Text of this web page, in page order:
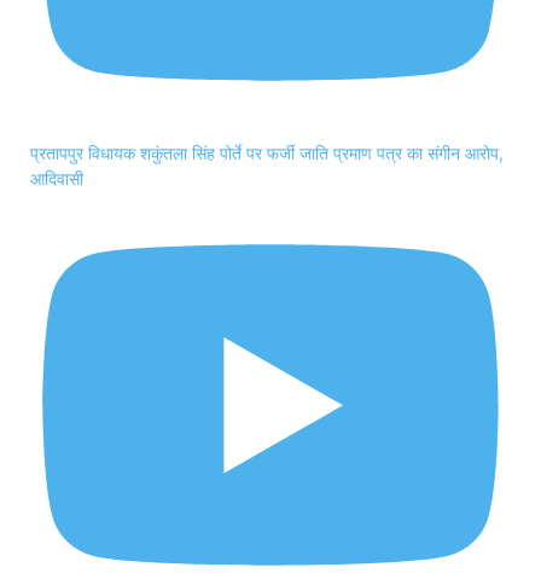
प्रतापपुर विधायक शकुंतला सिंह पोर्ते पर फर्जी जाति प्रमाण पत्र का संगीन आरोप,
आदिवासी